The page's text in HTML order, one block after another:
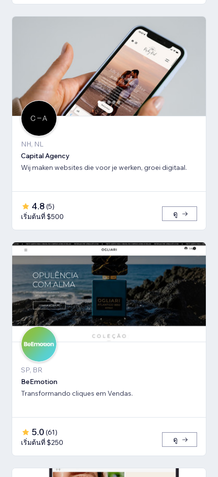
NH, NL
Capital Agency
Wij maken websites die voor je werken, groei digitaal.
4.8 (5)
เริ่มต้นที่ $500
ดู
SP, BR
BeEmotion
Transformando cliques em Vendas.
5.0 (61)
เริ่มต้นที่ $250
ดู